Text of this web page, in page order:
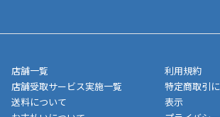
■商品によっては一部決済方法が使用できない
す。
業日にてお引渡しとなります。(離島などの場
メーカー直送品など一部商品については、そ
制限がかかる場合がございます。また発送日に
異なる場合がございます。対象商品の説明ペー
い。
店舗一覧
店舗受取サービス実施一覧
送料について
利用規約
特定商取引
表示